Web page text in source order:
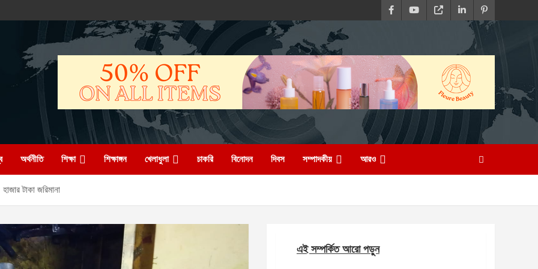
অর্থনীতি শিক্ষা শিক্ষাঙ্গন খেলাধুলা চাকরি বিনোদন দিবস সম্পাদকীয় আরও
টাকা জরিমানা
এই সম্পর্কিত আরো পড়ুন